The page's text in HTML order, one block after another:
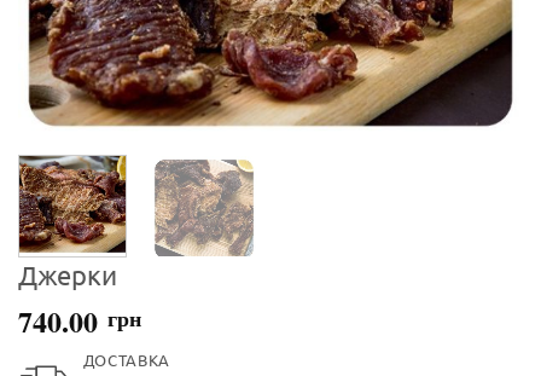
Джерки
740.00 грн
ДОСТАВКА